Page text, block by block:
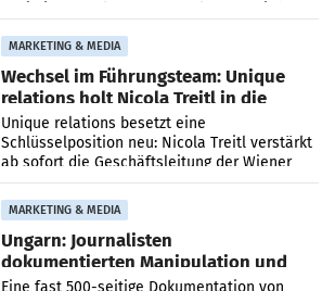
MARKETING & MEDIA
Wechsel im Führungsteam: Unique
relations holt Nicola Treitl in die
Geschäftsleitung
Unique relations besetzt eine
Schlüsselposition neu: Nicola Treitl verstärkt
ab sofort die Geschäftsleitung der Wiener
PR-Agentur an der Seite von Josef Kalina und
Anna Kalina-Mahr.
MARKETING & MEDIA
Ungarn: Journalisten
dokumentierten Manipulation und
Zensur
Eine fast 500-seitige Dokumentation von